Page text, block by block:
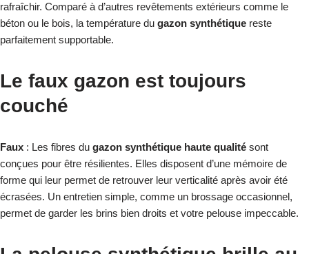
rafraîchir. Comparé à d’autres revêtements extérieurs comme le
béton ou le bois, la température du gazon synthétique reste
parfaitement supportable.
Le faux gazon est toujours
couché
Faux : Les fibres du gazon synthétique haute qualité sont
conçues pour être résilientes. Elles disposent d’une mémoire de
forme qui leur permet de retrouver leur verticalité après avoir été
écrasées. Un entretien simple, comme un brossage occasionnel,
permet de garder les brins bien droits et votre pelouse impeccable.